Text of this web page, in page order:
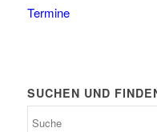
Termine
SUCHEN UND